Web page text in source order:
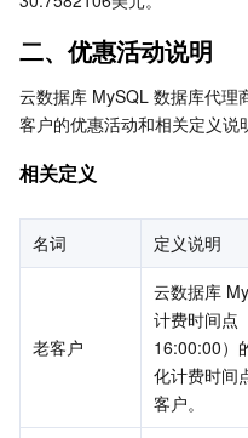
腾讯云数据仓库
腾讯云 BI
人脸融合
大模型图像创作引擎
腾讯混元生3D
消息队列 CKafka 版
消息队列 RabbitMQ 版
消息队列 CMQ 版
消息队列 CMQ
通信服务
移动推送
即时通信 IM
实时互动-工业能源版
游戏多媒体引擎
视频服务
二、优惠活动说明
云数据库 MySQL 数据库代理
客户的优惠活动和相关定义说
相关定义
名词 定义说明
老客户
云数据库
计费时间点
16:00:00）
化计费时间
客户。